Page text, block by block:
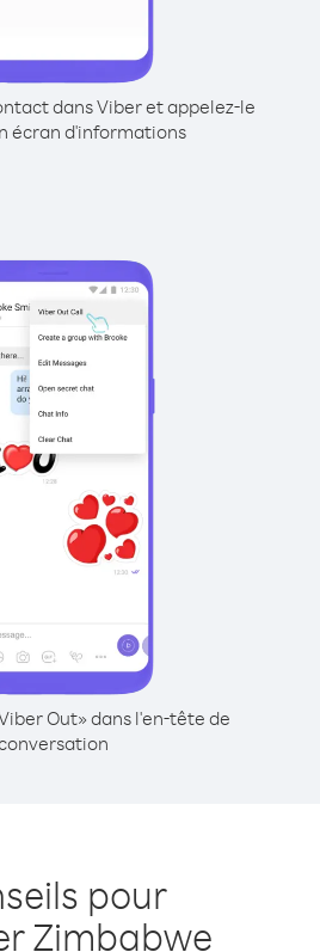
dans Viber et appelez-le
écran d'informations
Out» dans l'en-tête de
pour
Zimbabwe